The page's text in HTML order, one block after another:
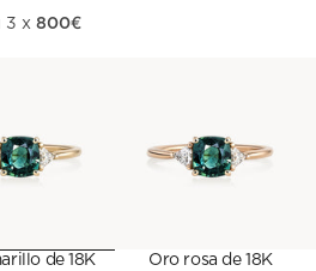
3 x800€
de 18K Oro rosa de 18K